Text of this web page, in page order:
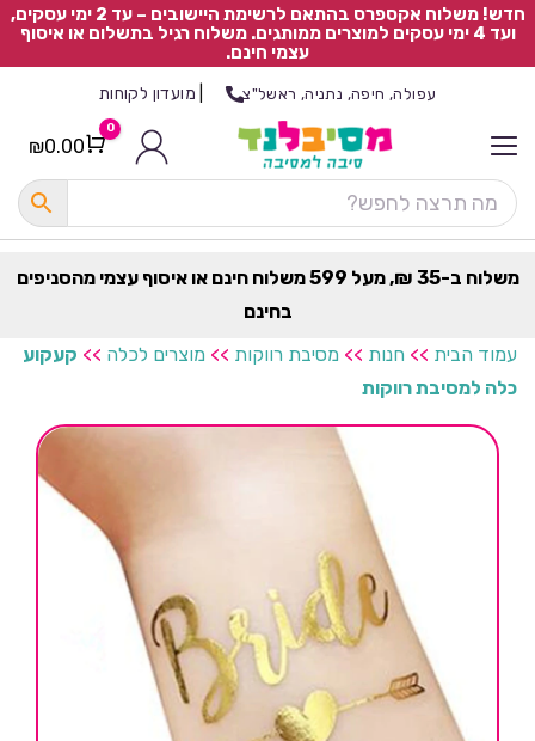
חדש! משלוח אקספרס בהתאם לרשימת היישובים – עד 2 ימי עסקים,
ועד 4 ימי עסקים למוצרים ממותגים. משלוח רגיל בתשלום או איסוף
עצמי חינם.
עפולה, חיפה, נתניה, ראשל"צ מועדון לקוחות
Cart
0
₪0.00
משלוח ב-35 ₪, מעל 599 משלוח חינם או איסוף עצמי מהסניפים
בחינם
עמוד הבית >> חנות >> מסיבת רווקות >> מוצרים לכלה >> קעקוע
כלה למסיבת רווקות